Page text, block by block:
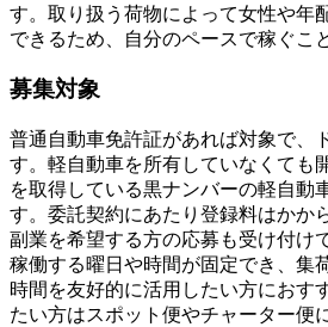
す。取り扱う荷物によって女性や年
できるため、自分のペースで稼ぐこ
募集対象
普通自動車免許証があれば対象で、
す。軽自動車を所有していなくても
を取得している黒ナンバーの軽自動
す。委託契約にあたり登録料はかか
副業を希望する方の応募も受け付け
稼働する曜日や時間が固定でき、集
時間を友好的に活用したい方におす
たい方はスポット便やチャーター便